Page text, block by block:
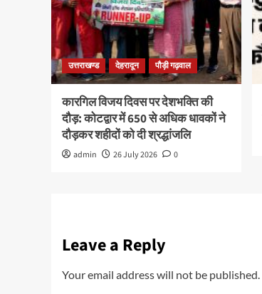
उत्तराखण्ड देहरादून पौड़ी गढ़वाल
कारगिल विजय दिवस पर देशभक्ति की
दौड़: कोटद्वार में 650 से अधिक धावकों ने
दौड़कर शहीदों को दी श्रद्धांजलि
admin 26 July 2026 0
Leave a Reply
Your email address will not be published.